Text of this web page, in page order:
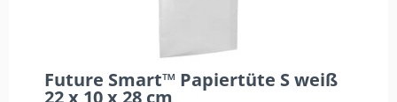
Future Smart™ Papiertüte S weiß